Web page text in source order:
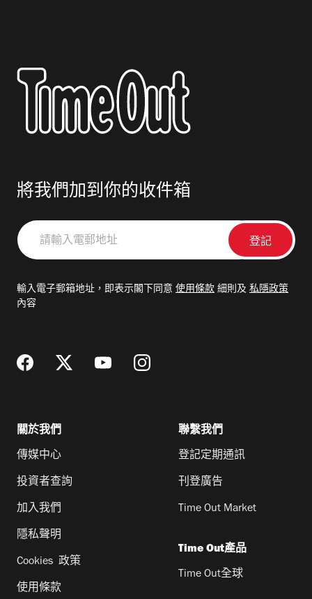
將我們加到你的收件箱
請
輸
郵
輸入電子郵箱地址，即表示閣下同意 使用條款 細則及 私隱政策
內容
關於我們
傳媒中心
投資者查詢
加入我們
隱私聲明
Cookies 政策
使用條款
聯繫我們
登記定期通訊
刊登廣告
Time Out Market
Time Out產品
Time Out全球